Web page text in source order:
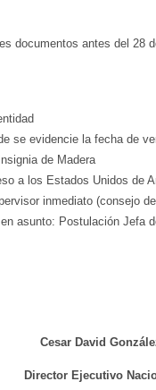
documentos antes del 28
se evidencie la fecha de
de Madera
a los Estados Unidos de
inmediato (consejo
asunto: Postulación Jefa
Cesar David
Director Ejecutivo